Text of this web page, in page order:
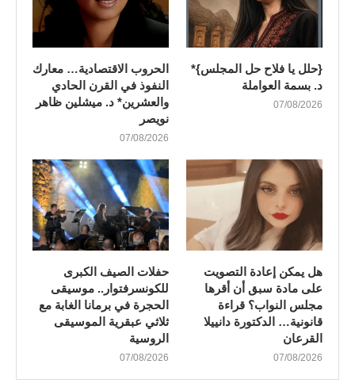
{حلل يا فلاح حل المجلس}*
د. بسمة العواملة
07/08/2026
الحروب الاقتصادية… معارك
النفوذ في القرن الحادي
والعشرين* د. ميشلين ظاهر
نويصر
07/08/2026
هل يمكن إعادة التصويت
على مادة سبق أن أقرها
مجلس النواب؟ قراءة
قانونية… الدكتورة دانييلا
القرعان
07/08/2026
​حفلات الصيف الكبرى
للكونسرفتوار.. موسيقى
الحجرة في برمانا الغابة مع
ثلاثي عبقرية الموسيقى
الروسية
07/08/2026